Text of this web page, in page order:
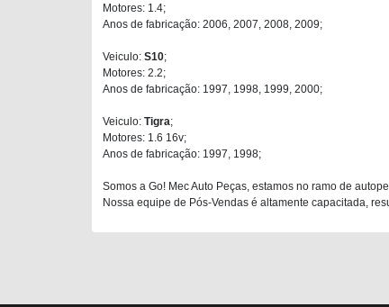
Motores: 1.4;
Anos de fabricação: 2006, 2007, 2008, 2009;
Veiculo: S10;
Motores: 2.2;
Anos de fabricação: 1997, 1998, 1999, 2000;
Veiculo: Tigra;
Motores: 1.6 16v;
Anos de fabricação: 1997, 1998;
Somos a Go! Mec Auto Peças, estamos no ramo de
Nossa equipe de Pós-Vendas é altamente capacitada,